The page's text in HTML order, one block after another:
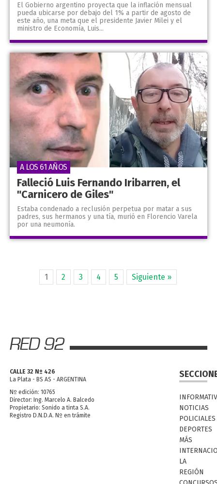
El Gobierno argentino proyecta que la inflación mensual
pueda ubicarse por debajo del 1% a partir de agosto de
este año, una meta que el presidente Javier Milei y el
ministro de Economía, Luis...
Falleció Luis Fernando Iribarren, el
"Carnicero de Giles"
Estaba condenado a reclusión perpetua por matar a sus
padres, sus hermanos y una tía, murió en Florencio Varela
por una neumonía.
A LOS 61 AÑOS
1 2 3 4 5 Siguiente »
CALLE 32 Nº 426
La Plata - BS AS - ARGENTINA
Nº edición: 10765
Director: Ing. Marcelo A. Balcedo
Propietario: Sonido a tinta S.A.
Registro D.N.D.A. Nº en trámite
NOTICIAS
POLICIALES
DEPORTES
MÁS
LA
REGIÓN